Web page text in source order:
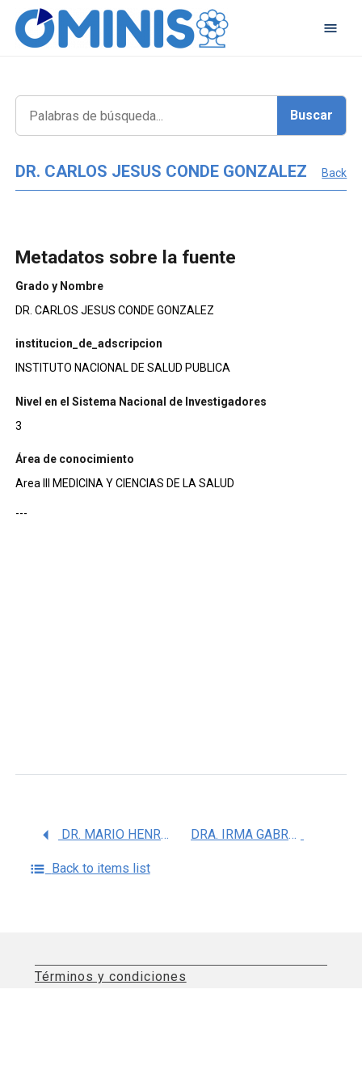
DR. CARLOS JESUS CONDE GONZALEZ Back
Metadatos sobre la fuente
Grado y Nombre
DR. CARLOS JESUS CONDE GONZALEZ
institucion_de_adscripcion
INSTITUTO NACIONAL DE SALUD PUBLICA
Nivel en el Sistema Nacional de Investigadores
3
Área de conocimiento
Area III MEDICINA Y CIENCIAS DE LA SALUD
---
DR. MARIO HENRY RODRIGUEZ LOPEZ DRA. IRMA GABRIELA ECHANIZ AVILES
Back to items list
Términos y condiciones